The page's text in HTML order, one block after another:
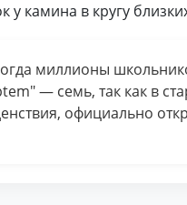
у камина в кругу
миллионы
— семь, так как в
официально